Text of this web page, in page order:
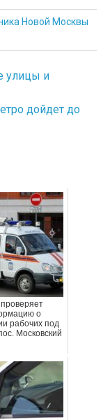
Новой Москвы
улицы и
дойдет до
о
рабочих под
Московский